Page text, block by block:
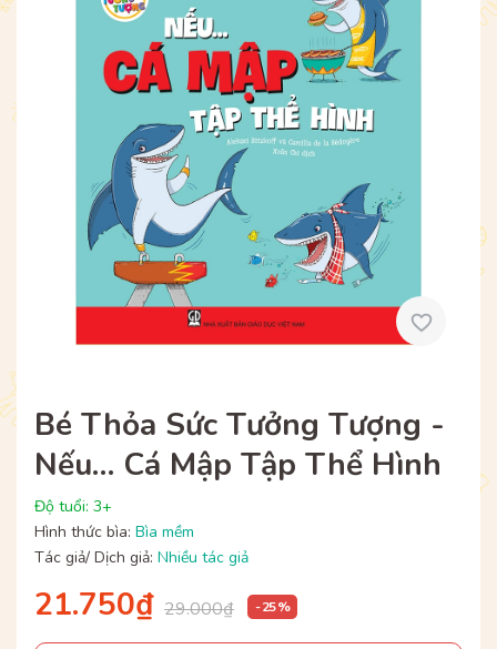
Bé Thỏa Sức Tưởng Tượng -
Nếu… Cá Mập Tập Thể Hình
Độ tuổi: 3+
Hình thức bìa: Bìa mềm
Tác giả/ Dịch giả: Nhiều tác giả
21.750₫ 29.000₫ - 25 %